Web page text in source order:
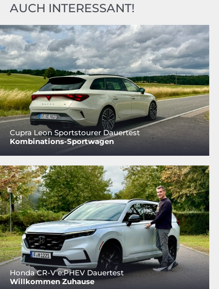
AUCH INTERESSANT!
Cupra Leon Sportstourer Dauertest
Kombinations-Sportwagen
Honda CR-V e:PHEV Dauertest
Willkommen Zuhause